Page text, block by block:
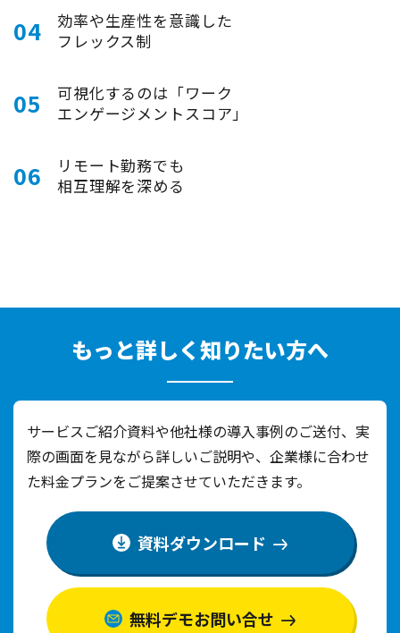
04
効率や生産性を意識した
フレックス制
05
可視化するのは「ワーク
エンゲージメントスコア」
06
リモート勤務でも
相互理解を深める
もっと詳しく知りたい方へ
サービスご紹介資料や他社様の導入事例のご送付、実
際の画面を見ながら詳しいご説明や、 企業様に合わせ
た料金プランをご提案させていただきます。
資料ダウンロード
無料デモお問い合せ